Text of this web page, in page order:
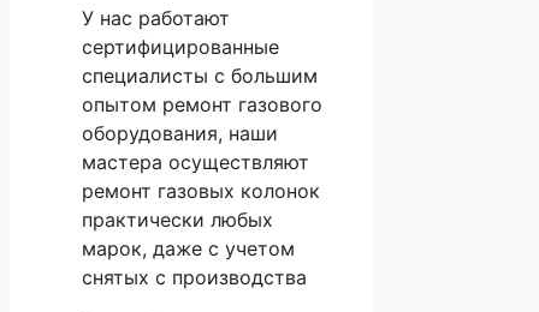
У нас работают
сертифицированные
специалисты с большим
опытом ремонт газового
оборудования, наши
мастера осуществляют
ремонт газовых колонок
практически любых
марок, даже с учетом
снятых с производства